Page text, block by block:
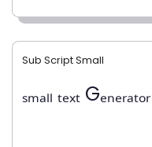
Sub Script Small
ₛₘₐₗₗ ₜₑₓₜ Gₑₙₑᵣₐₜₒᵣ